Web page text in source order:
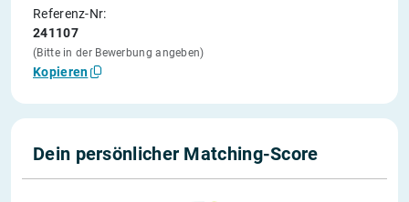
Referenz-Nr:
241107
(Bitte in der Bewerbung angeben)
Kopieren
Dein persönlicher Matching-Score